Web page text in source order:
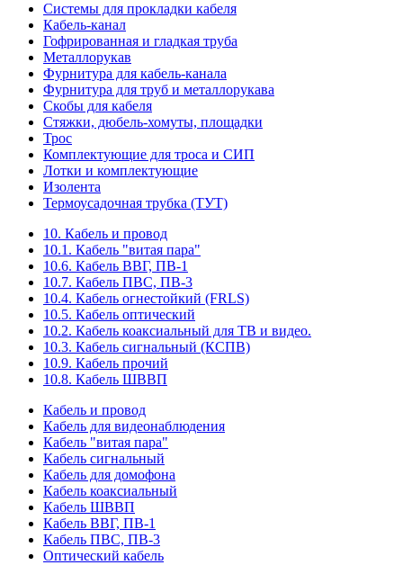
Системы для прокладки кабеля
Кабель-канал
Гофрированная и гладкая труба
Металлорукав
Фурнитура для кабель-канала
Фурнитура для труб и металлорукава
Скобы для кабеля
Стяжки, дюбель-хомуты, площадки
Трос
Комплектующие для троса и СИП
Лотки и комплектующие
Изолента
Термоусадочная трубка (ТУТ)
10. Кабель и провод
10.1. Кабель "витая пара"
10.6. Кабель ВВГ, ПВ-1
10.7. Кабель ПВС, ПВ-3
10.4. Кабель огнестойкий (FRLS)
10.5. Кабель оптический
10.2. Кабель коаксиальный для ТВ и видео.
10.3. Кабель сигнальный (КСПВ)
10.9. Кабель прочий
10.8. Кабель ШВВП
Кабель и провод
Кабель для видеонаблюдения
Кабель "витая пара"
Кабель сигнальный
Кабель для домофона
Кабель коаксиальный
Кабель ШВВП
Кабель ВВГ, ПВ-1
Кабель ПВС, ПВ-3
Оптический кабель